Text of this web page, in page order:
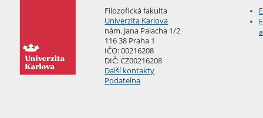
Filozofická fakulta
Univerzita Karlova
nám. Jana Palacha 1/2
116 38 Praha 1
IČO: 00216208
DIČ: CZ00216208
Další kontakty
Podatelna